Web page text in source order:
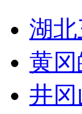
湖
黄
井